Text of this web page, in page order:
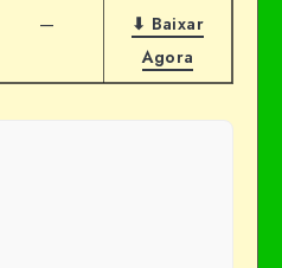
—
⬇ Baixar
Agora